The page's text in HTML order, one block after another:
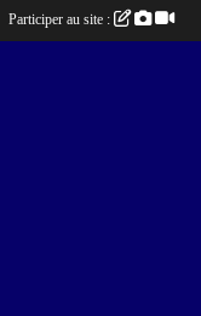
Participer au site :